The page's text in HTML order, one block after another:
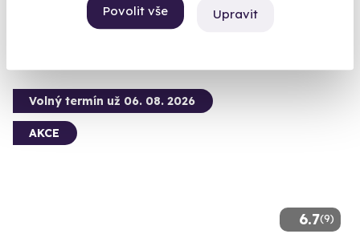
Povolit vše Upravit
6.7(9)
Volný termín už 06. 08. 2026
AKCE